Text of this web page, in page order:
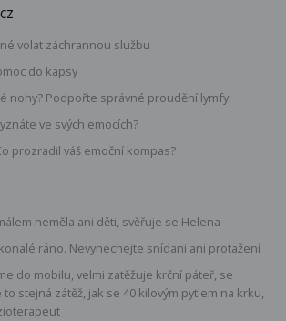
volat záchrannou službu
do kapsy
nohy? Podpořte správné proudění lymfy
ve svých emocích?
prozradil váš emoční kompas?
neměla ani děti, svěřuje se Helena
ráno. Nevynechejte snídani ani protažení
do mobilu, velmi zatěžuje krční páteř, se
stejná zátěž, jak se 40 kilovým pytlem na krku,